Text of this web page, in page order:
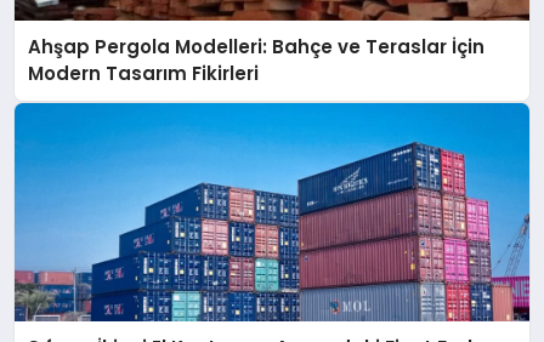
Ahşap Pergola Modelleri: Bahçe ve Teraslar İçin
Modern Tasarım Fikirleri